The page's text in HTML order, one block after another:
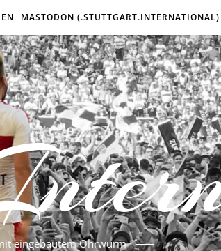
MASTODON (.STUTTGART.INTERNATIONAL)
eingebautem Ohrwurm